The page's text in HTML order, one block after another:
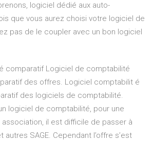
logiciel dédié aux auto-
que vous aurez choisi votre logiciel de
pas de le coupler avec un bon logiciel
comparatif Logiciel de comptabilité
des offres. Logiciel comptabilit é
des logiciels de comptabilité.
logiciel de comptabilité, pour une
il est difficile de passer à
autres SAGE. Cependant l’offre s’est